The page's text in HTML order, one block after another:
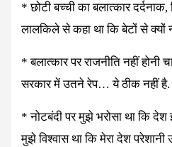
* छोटी बच्ची का बलात्कार
लालकिले से कहा था कि बेटों से क्यों
* बलात्कार पर राजनीति नहीं होनी
सरकार में उतने रेप… ये ठीक नहीं है.
* नोटबंदी पर मुझे भरोसा था कि देश
मुझे विश्वास था कि मेरा देश परेशानी